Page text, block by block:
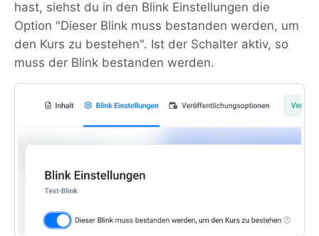
hast, siehst du in den Blink Einstellungen die
Option "Dieser Blink muss bestanden werden, um
den Kurs zu bestehen". Ist der Schalter aktiv, so
muss der Blink bestanden werden.